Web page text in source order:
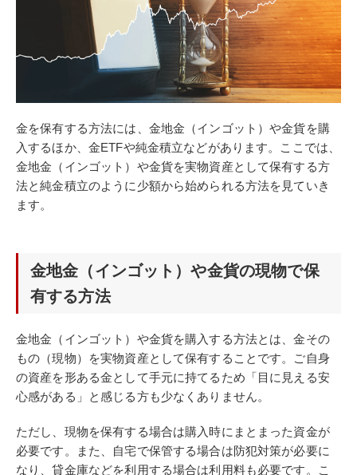
金を保有する方法には、金地金（インゴット）や金貨を購
入するほか、金ETFや純金積立などがあります。ここでは、
金地金（インゴット）や金貨を実物資産として保有する方
法と純金積立のように少額から始められる方法を見ていき
ます。
金地金（インゴット）や金貨の現物で保
有する方法
金地金（インゴット）や金貨を購入する方法とは、金その
もの（現物）を実物資産として保有することです。ご自身
の資産を形ある金として手元に持てるため「目に見える安
心感がある」と感じる方も少なくありません。
ただし、現物を保有する場合は購入時にまとまった資金が
必要です。また、自宅で保管する場合は防犯対策が必要に
なり、貸金庫などを利用する場合は利用料も必要です。こ